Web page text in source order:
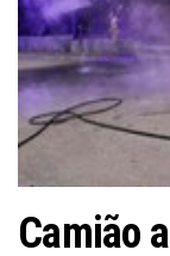
Camião